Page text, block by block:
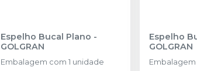
Espelho Bucal Plano -
GOLGRAN
Embalagem com 1 unidade
GOLGRAN
Embalagem